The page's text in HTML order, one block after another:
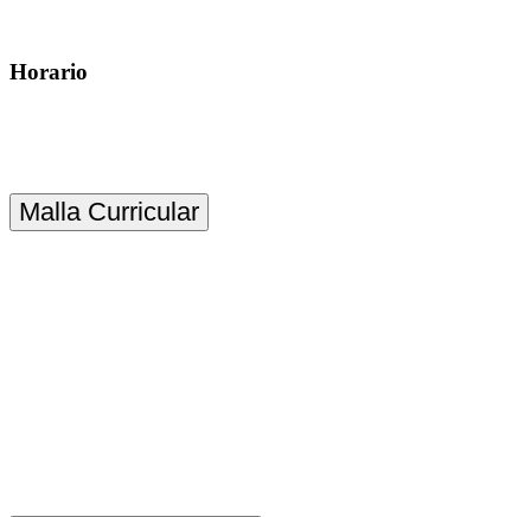
Horario
Malla Curricular